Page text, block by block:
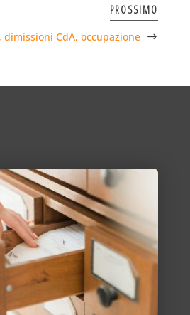
PROSSIMO
dimissioni CdA, occupazione